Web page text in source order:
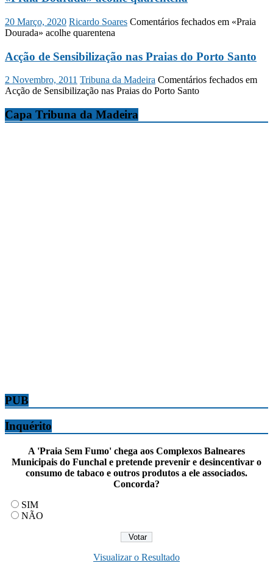
20 Março, 2020 Ricardo Soares Comentários fechados em «Praia
Dourada» acolhe quarentena
Acção de Sensibilização nas Praias do Porto Santo
2 Novembro, 2011 Tribuna da Madeira Comentários fechados em
Acção de Sensibilização nas Praias do Porto Santo
Capa Tribuna da Madeira
PUB
Inquérito
A 'Praia Sem Fumo' chega aos Complexos Balneares
Municipais do Funchal e pretende prevenir e desincentivar o
consumo de tabaco e outros produtos a ele associados.
Concorda?
SIM
NÃO
Visualizar o Resultado